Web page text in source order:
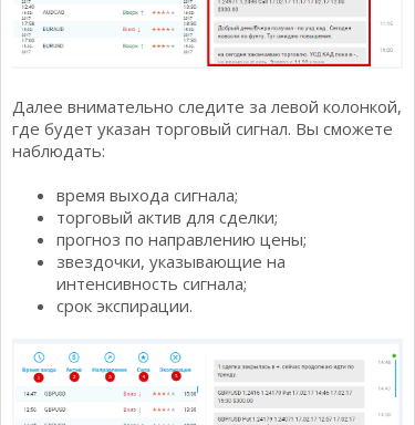
Далее внимательно следите за левой колонкой,
где будет указан торговый сигнал. Вы сможете
наблюдать:
время выхода сигнала;
торговый актив для сделки;
прогноз по направлению цены;
звездочки, указывающие на
интенсивность сигнала;
срок экспирации.